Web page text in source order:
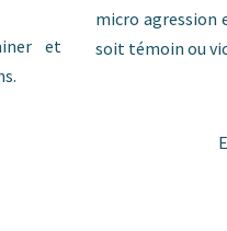
et
micro agression
soit témoin ou